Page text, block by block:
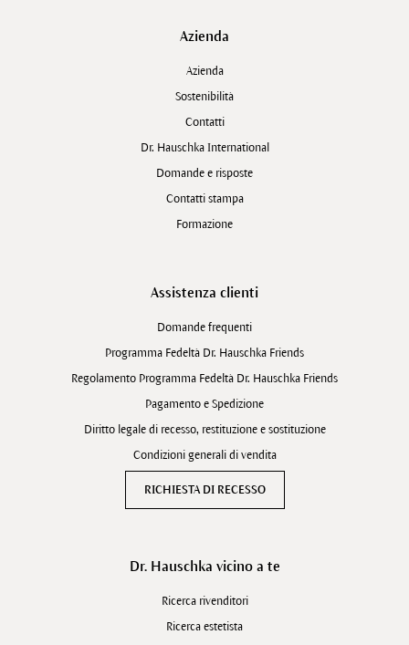
Azienda
Azienda
Sostenibilità
Contatti
Dr. Hauschka International
Domande e risposte
Contatti stampa
Formazione
Assistenza clienti
Domande frequenti
Programma Fedeltà Dr. Hauschka Friends
Regolamento Programma Fedeltà Dr. Hauschka Friends
Pagamento e Spedizione
Diritto legale di recesso, restituzione e sostituzione
Condizioni generali di vendita
RICHIESTA DI RECESSO
Dr. Hauschka vicino a te
Ricerca rivenditori
Ricerca estetista